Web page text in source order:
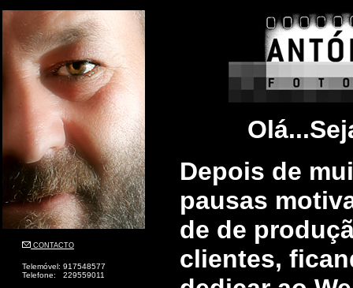
CONTACTO
Telemóvel: 917548577
Telefone: 229559011
Depois de
pausas
de de
clientes,